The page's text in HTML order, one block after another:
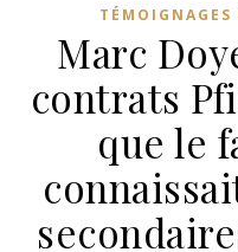
TÉMOIGNAGES
Marc
contrats
que le